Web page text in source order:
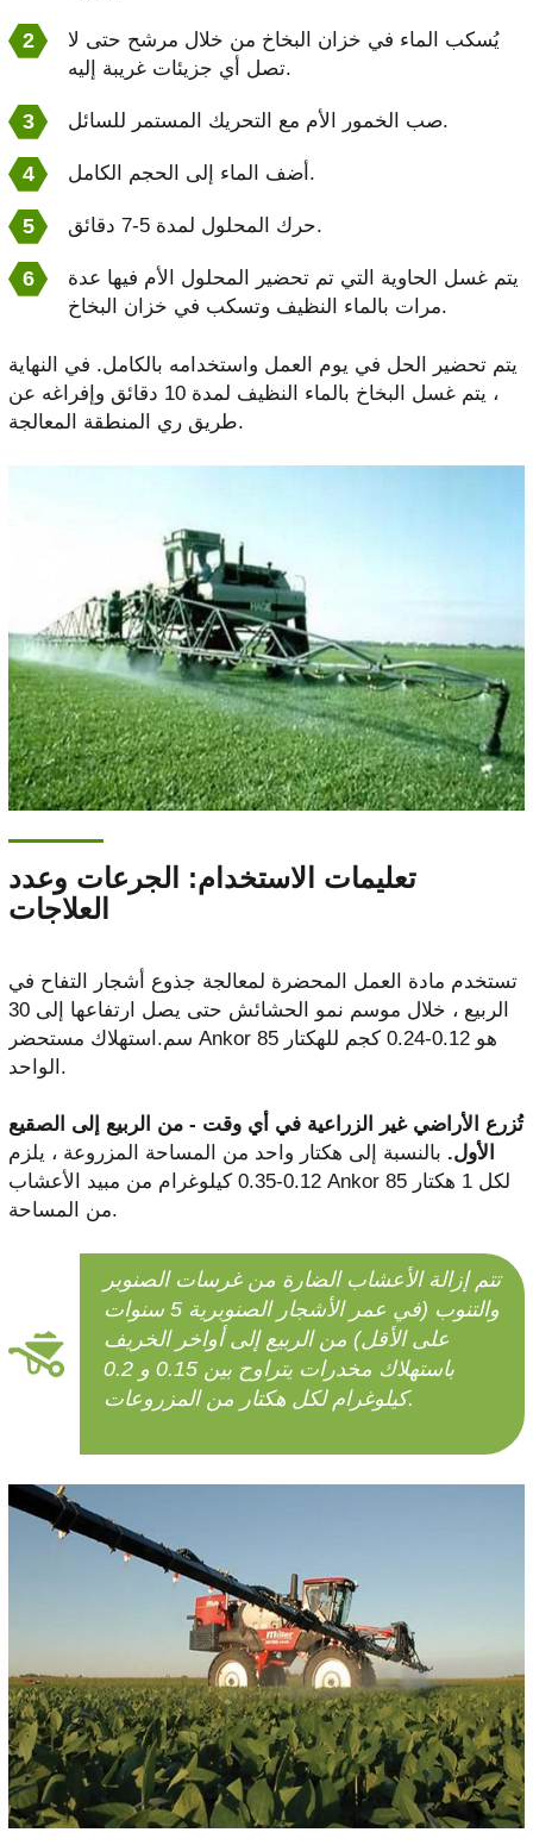
يُسكب الماء في خزان البخاخ من خلال مرشح حتى لا
تصل أي جزيئات غريبة إليه.
صب الخمور الأم مع التحريك المستمر للسائل.
أضف الماء إلى الحجم الكامل.
حرك المحلول لمدة 5-7 دقائق.
يتم غسل الحاوية التي تم تحضير المحلول الأم فيها عدة
مرات بالماء النظيف وتسكب في خزان البخاخ.
يتم تحضير الحل في يوم العمل واستخدامه بالكامل. في النهاية
، يتم غسل البخاخ بالماء النظيف لمدة 10 دقائق وإفراغه عن
طريق ري المنطقة المعالجة.
تعليمات الاستخدام: الجرعات وعدد
العلاجات
تستخدم مادة العمل المحضرة لمعالجة جذوع أشجار التفاح في
الربيع ، خلال موسم نمو الحشائش حتى يصل ارتفاعها إلى 30
سم.استهلاك مستحضر Ankor 85 هو 0.12-0.24 كجم للهكتار
الواحد.
تُزرع الأراضي غير الزراعية في أي وقت - من الربيع إلى الصقيع
الأول. بالنسبة إلى هكتار واحد من المساحة المزروعة ، يلزم
0.12-0.35 كيلوغرام من مبيد الأعشاب Ankor 85 لكل 1 هكتار
من المساحة.
تتم إزالة الأعشاب الضارة من غرسات الصنوبر
والتنوب (في عمر الأشجار الصنوبرية 5 سنوات
على الأقل) من الربيع إلى أواخر الخريف
باستهلاك مخدرات يتراوح بين 0.15 و 0.2
كيلوغرام لكل هكتار من المزروعات.